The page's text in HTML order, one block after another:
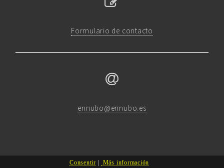
Formulario de contacto
ennubo@ennubo.es
Consentir Más información